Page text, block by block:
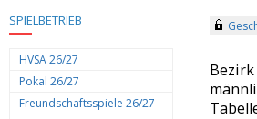
SPIELBETRIEB
HVSA 26/27
Pokal 26/27
Freundschaftsspiele 26/27